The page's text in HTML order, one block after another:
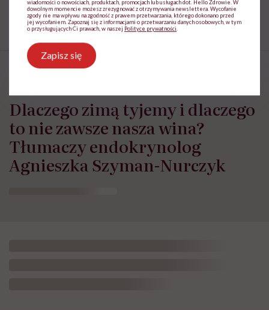
Bieganie trening outdoorowy Zima
Dlaczego zimą tyjemy i dlaczego
to nie zawsze nasza wina?
Tłumaczy endokrynolog
Agnieszka Szyman-Nurczyk
wiadomości o nowościach, produktach, promocjach lub usługach dot. Hello Zdrowie. W
dowolnym momencie możesz zrezygnować z otrzymywania newslettera. Wycofanie
zgody nie ma wpływu na zgodność z prawem przetwarzania, którego dokonano przed
jej wycofaniem. Zapoznaj się z informacjami o przetwarzaniu danych osobowych, w tym
o przysługujących Ci prawach, w naszej Polityce prywatności
Zapisz się